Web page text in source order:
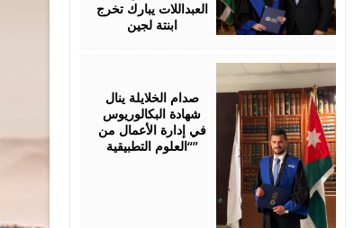
العبداللات يبارك تخرج
ابنتة لجين
صدام الخلايلة ينال
شهادة البكالوريوس
في إدارة الأعمال من
“العلوم التطبيقية”